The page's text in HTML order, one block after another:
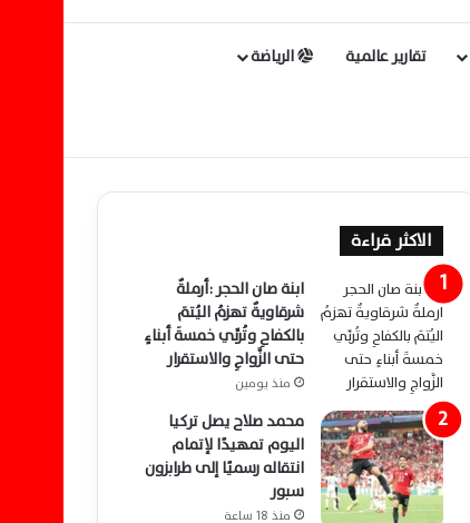
تقارير عالمية الرياضة
الاكثر قراءة
ابنة صان الحجر :أرملةٌ
شرقاويةٌ تهزمُ اليُتمَ
بالكفاحِ وتُربِّي خمسةَ أبناءٍ
حتى الزَّواجِ والاستقرار
منذ يومين
محمد صلاح يصل تركيا
اليوم تمهيدًا لإتمام
انتقاله رسميًا إلى طرابزون
سبور
منذ 18 ساعة